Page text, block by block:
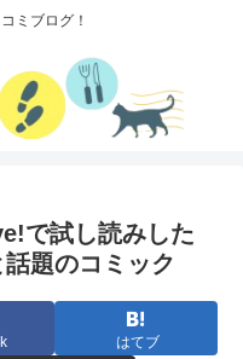
ミブログ！
で試し読みした
題のコミック
はてブ